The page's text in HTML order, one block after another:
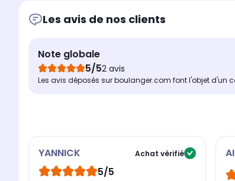
Les avis de nos clients
Note globale
5/52 avis
Les avis déposés sur boulanger.com font l'objet d'un
YANNICK Achat vérifié
5/5